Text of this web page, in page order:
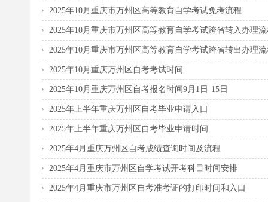
2025年10月重庆市万州区高等教育自学考试免考流程
2025年10月重庆市万州区高等教育自学考试跨省转入办理
2025年10月重庆市万州区高等教育自学考试跨省转出办理
2025年10月重庆万州区自考考试时间
2025年10月重庆万州区自考报名时间9月1日-15日
2025年上半年重庆万州区自考毕业申请入口
2025年上半年重庆万州区自考毕业申请时间
2025年4月重庆万州区自考成绩查询时间及流程
2025年4月重庆市万州区自学考试开考科目时间安排
2025年4月重庆市万州区自考准考证的打印时间和入口